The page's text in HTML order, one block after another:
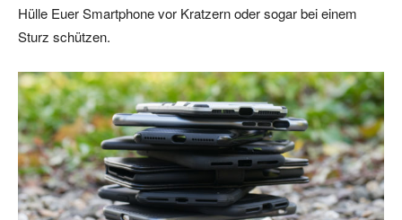
Hülle Euer Smartphone vor Kratzern oder sogar bei einem
Sturz schützen.